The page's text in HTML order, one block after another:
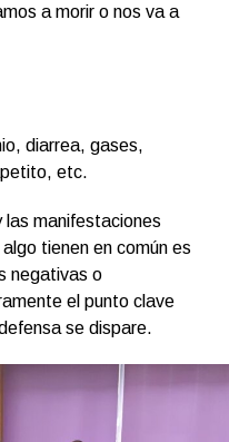
a morir o nos va a
diarrea, gases,
etc.
las manifestaciones
tienen en común es
negativas o
el punto clave
se dispare.